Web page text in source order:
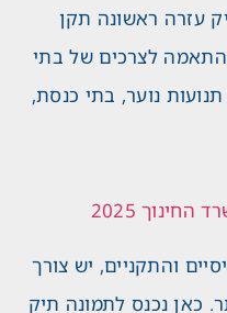
עזרה ראשונה תקן
לצרכים של בתי
תנועות נוער, בתי כנסת,
2025
והתקניים, יש צורך
כאן נכנס לתמונה תיק